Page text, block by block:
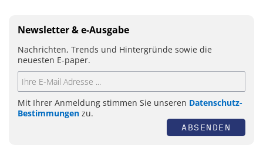
Newsletter & e-Ausgabe
Nachrichten, Trends und Hintergründe sowie die
neuesten E-paper.
Mit Ihrer Anmeldung stimmen Sie unseren Datenschutz-
Bestimmungen zu.
ABSENDEN